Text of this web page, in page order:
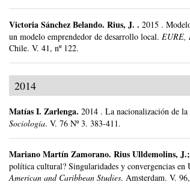
Victoria Sánchez Belando.Rius, J. .2015 .
un modelo emprendedor de desarrollo local. EURE,
Chile.V. 41, nº 122.
2014
Matías I. Zarlenga.2014 .La nacionalización de
Sociología.V. 76 Nº 3.383-411.
Mariano Martín Zamorano.Rius Ulldemolins,
política cultural? Singularidades y convergencias
American and Caribbean Studies.Amsterdam.V.